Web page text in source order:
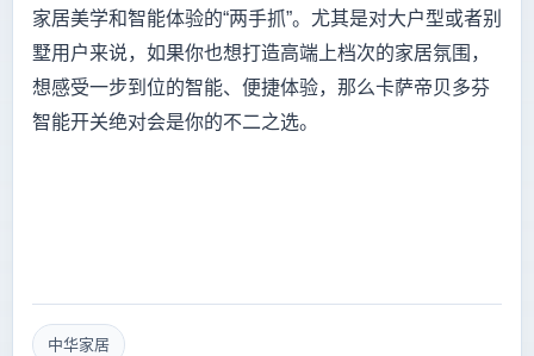
家居美学和智能体验的“两手抓”。尤其是对大户型或者别
墅用户来说，如果你也想打造高端上档次的家居氛围，
想感受一步到位的智能、便捷体验，那么卡萨帝贝多芬
智能开关绝对会是你的不二之选。
中华家居